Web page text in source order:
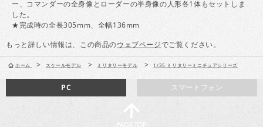
ー、コマンダーの全身像とローダーの半身像の人形各1体もセットしま
した。
★完成時の全長305mm、全幅136mm
もっと詳しい情報は、この商品のウェブページでご覧ください。
ホーム > スケールモデル > ミリタリーモデル > 1/35 ミリタリーミニチュアシリーズ
スマートフォン
PC